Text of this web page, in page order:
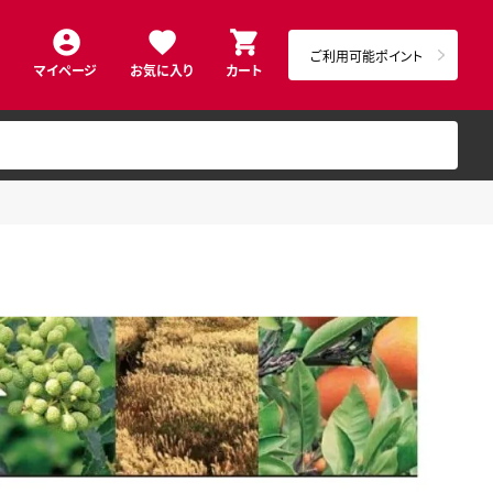
マイページ お気に入り カート
ご利用可能ポイント